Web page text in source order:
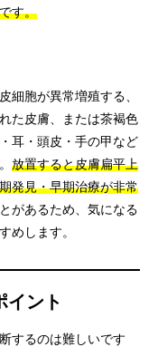
す。
細胞が異常増殖する、
た皮膚、または茶褐色
耳・頭皮・手の甲など
放置すると皮膚扁平上
発見・早期治療が非常
があるため、気になる
めします。
イント
するのは難しいです